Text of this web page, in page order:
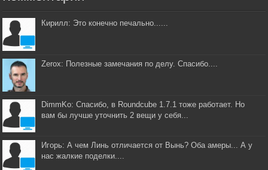
Кирилл: Это конечно печально......
Zerox: Полезные замечания по делу. Спасибо....
DimmKo: Спасибо, в Roundcube 1.7.1 тоже работает. Но
вам бы лучше уточнить 2 вещи у себя...
Игорь: А чем Линь отличается от Вынь? Оба амеры... А у
нас жалкие поделки....